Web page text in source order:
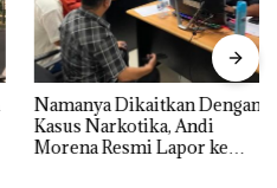
Namanya Dikaitkan Dengan
Kasus Narkotika, Andi
Morena Resmi Lapor ke